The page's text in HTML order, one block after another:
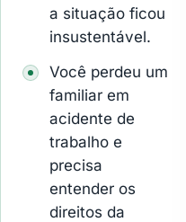
a situação ficou
insustentável.
Você perdeu um
familiar em
acidente de
trabalho e
precisa
entender os
direitos da